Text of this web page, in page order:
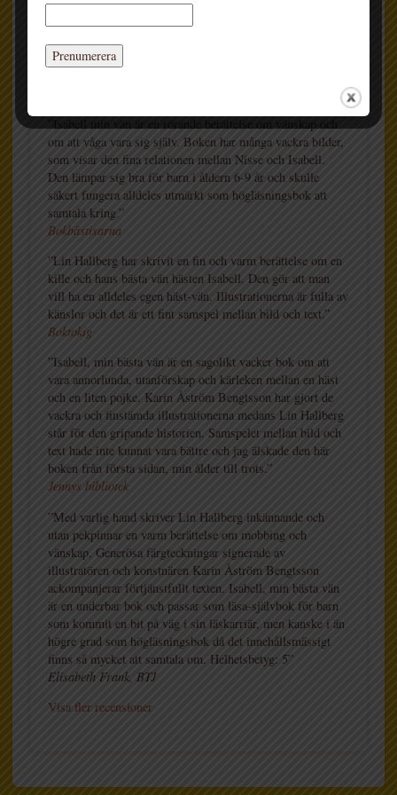
RECENSIONER
”en varm och härlig historia som handlar om vänskap och
om att våga vara sig själv. Boken har många vackra bilder,
som visar den fina relationen mellan Nisse och Isabell.
Den lämpar sig bra för barn i åldern 6-9 år och skulle
säkert fungera alldeles utmärkt som högläsningsbok att
samtala kring.”
Bokbästisarna
”Lin Hallberg har skrivit en fin och varm berättelse om en
kille och hans bästa vän hästen Isabell. Den gör att man
vill ha en alldeles egen häst-vän. Illustrationerna är fulla av
känslor och det är ett fint samspel mellan bild och text.”
Boktokig
”Isabell, min bästa vän är en sagolikt vacker bok om att
vara annorlunda, utanförskap och kärleken mellan en häst
och en liten pojke. Karin Åström Bengtsson har gjort de
vackra och finstämda illustrationerna medans Lin Hallberg
står för den gripande historien. Samspelet mellan bild och
text hade inte kunnat vara bättre och jag älskade den här
boken från första sidan, min ålder till trots.”
Jennys bibliotek
”Med varlig hand skriver Lin Hallberg inkännande och
utan pekpinnar en varm berättelse om mobbing och
vänskap. Generösa färgteckningar signerade av
illustratören och konstnären Karin Åström Bengtsson
ackompanjerar förtjänstfullt texten. Isabell, min bästa vän
är en underbar bok och passar som läsa-självbok för barn
som kommit en bit på väg i sin läskarriär, men kanske i än
högre grad som högläsningsbok då det innehållsmässigt
finns så mycket att samtala om. Helhetsbetyg: 5”
Elisabeth Frank, BTJ
Visa fler recensioner